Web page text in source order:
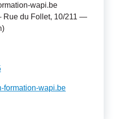
wapi.be
Rue du Follet, 10/211 —
formation-wapi.be